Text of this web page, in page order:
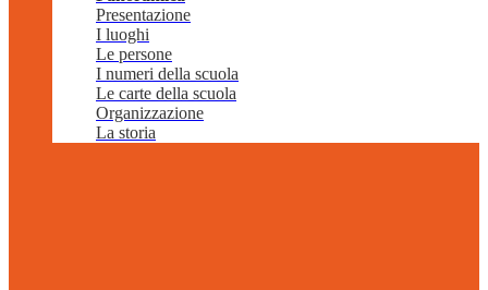
Presentazione
I luoghi
Le persone
I numeri della scuola
Le carte della scuola
Organizzazione
La storia